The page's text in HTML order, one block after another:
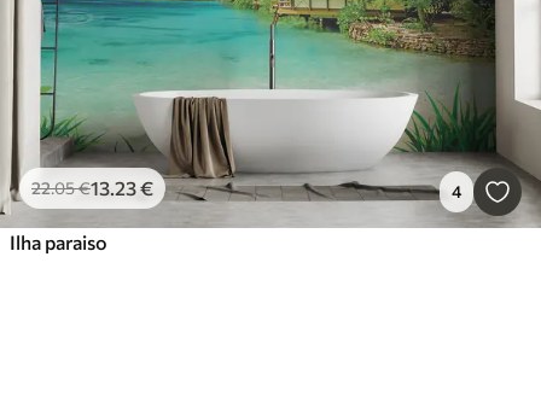
22.05€13.23€ 4
Ilha paraiso